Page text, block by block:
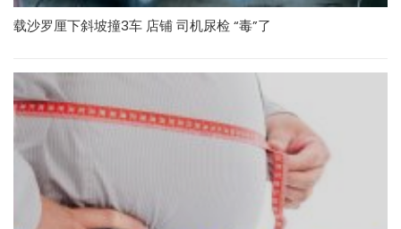
载沙罗厘下斜坡撞3车 店铺 司机尿检 “毒”了